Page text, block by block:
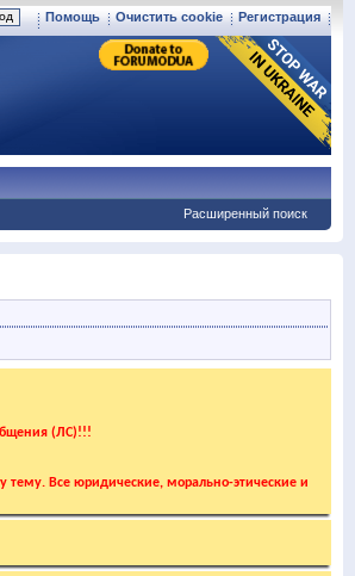
Регистрация
Очистить cookie
Помощь
Расширенный поиск
(ЛС)!!!
тему. Все юридические, морально-этические и